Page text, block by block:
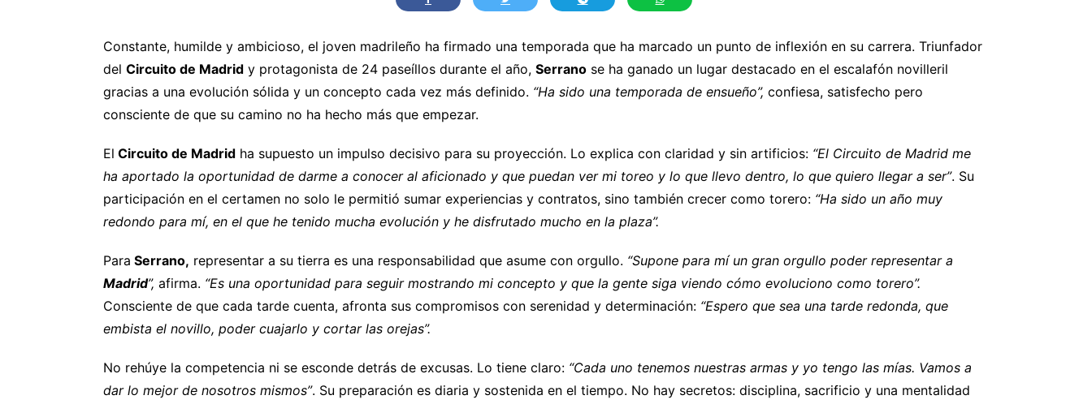
Constante, humilde y ambicioso, el joven madrileño ha firmado una temporada que ha marcado un punto de inflexión en su carrera. Triunfador
del Circuito de Madrid y protagonista de 24 paseíllos durante el año, Serrano se ha ganado un lugar destacado en el escalafón novilleril
gracias a una evolución sólida y un concepto cada vez más definido. “Ha sido una temporada de ensueño”, confiesa, satisfecho pero
consciente de que su camino no ha hecho más que empezar.
El Circuito de Madrid ha supuesto un impulso decisivo para su proyección. Lo explica con claridad y sin artificios: “El Circuito de Madrid me
ha aportado la oportunidad de darme a conocer al aficionado y que puedan ver mi toreo y lo que llevo dentro, lo que quiero llegar a ser”. Su
participación en el certamen no solo le permitió sumar experiencias y contratos, sino también crecer como torero: “Ha sido un año muy
redondo para mí, en el que he tenido mucha evolución y he disfrutado mucho en la plaza”.
Para Serrano, representar a su tierra es una responsabilidad que asume con orgullo. “Supone para mí un gran orgullo poder representar a
Madrid”, afirma. “Es una oportunidad para seguir mostrando mi concepto y que la gente siga viendo cómo evoluciono como torero”.
Consciente de que cada tarde cuenta, afronta sus compromisos con serenidad y determinación: “Espero que sea una tarde redonda, que
embista el novillo, poder cuajarlo y cortar las orejas”.
No rehúye la competencia ni se esconde detrás de excusas. Lo tiene claro: “Cada uno tenemos nuestras armas y yo tengo las mías. Vamos a
dar lo mejor de nosotros mismos”. Su preparación es diaria y sostenida en el tiempo. No hay secretos: disciplina, sacrificio y una mentalidad